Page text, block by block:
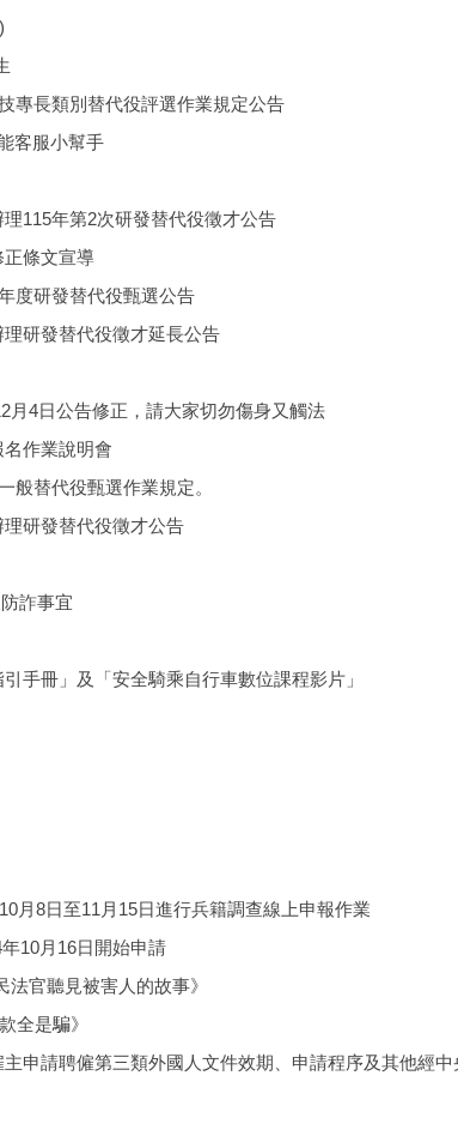
專長類別替代役評選作業規定公告
客服小幫手
115年第2次研發替代役徵才公告
正條文宣導
度研發替代役甄選公告
理研發替代役徵才延長公告
月4日公告修正，請大家切勿傷身又觸法
名作業說明會
般替代役甄選作業規定。
理研發替代役徵才公告
詐事宜
手冊」及「安全騎乘自行車數位課程影片」
月8日至11月15日進行兵籍調查線上申報作業
10月16日開始申請
官聽見被害人的故事》
全是騙》
申請聘僱第三類外國人文件效期、申請程序及其他經